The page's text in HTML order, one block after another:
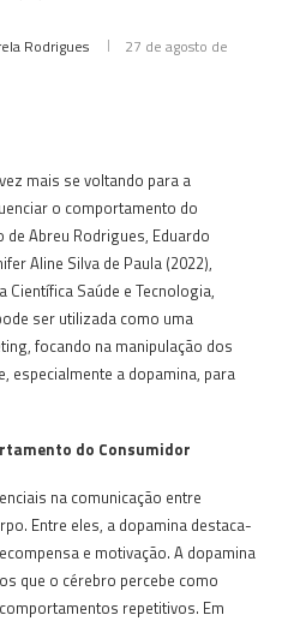
Rodrigues
27 de agosto de
mais se voltando para a
o comportamento do
Abreu Rodrigues, Eduardo
Aline Silva de Paula (2022),
Científica Saúde e Tecnologia,
ser utilizada como uma
focando na manipulação dos
especialmente a dopamina, para
do Consumidor
na comunicação entre
Entre eles, a dopamina destaca-
e motivação. A dopamina
que o cérebro percebe como
repetitivos. Em